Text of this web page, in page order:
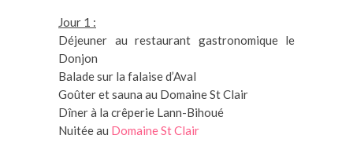
Jour 1 :
Déjeuner au restaurant gastronomique le
Donjon
Balade sur la falaise d’Aval
Goûter et sauna au Domaine St Clair
Dîner à la crêperie Lann-Bihoué
Nuitée au Domaine St Clair